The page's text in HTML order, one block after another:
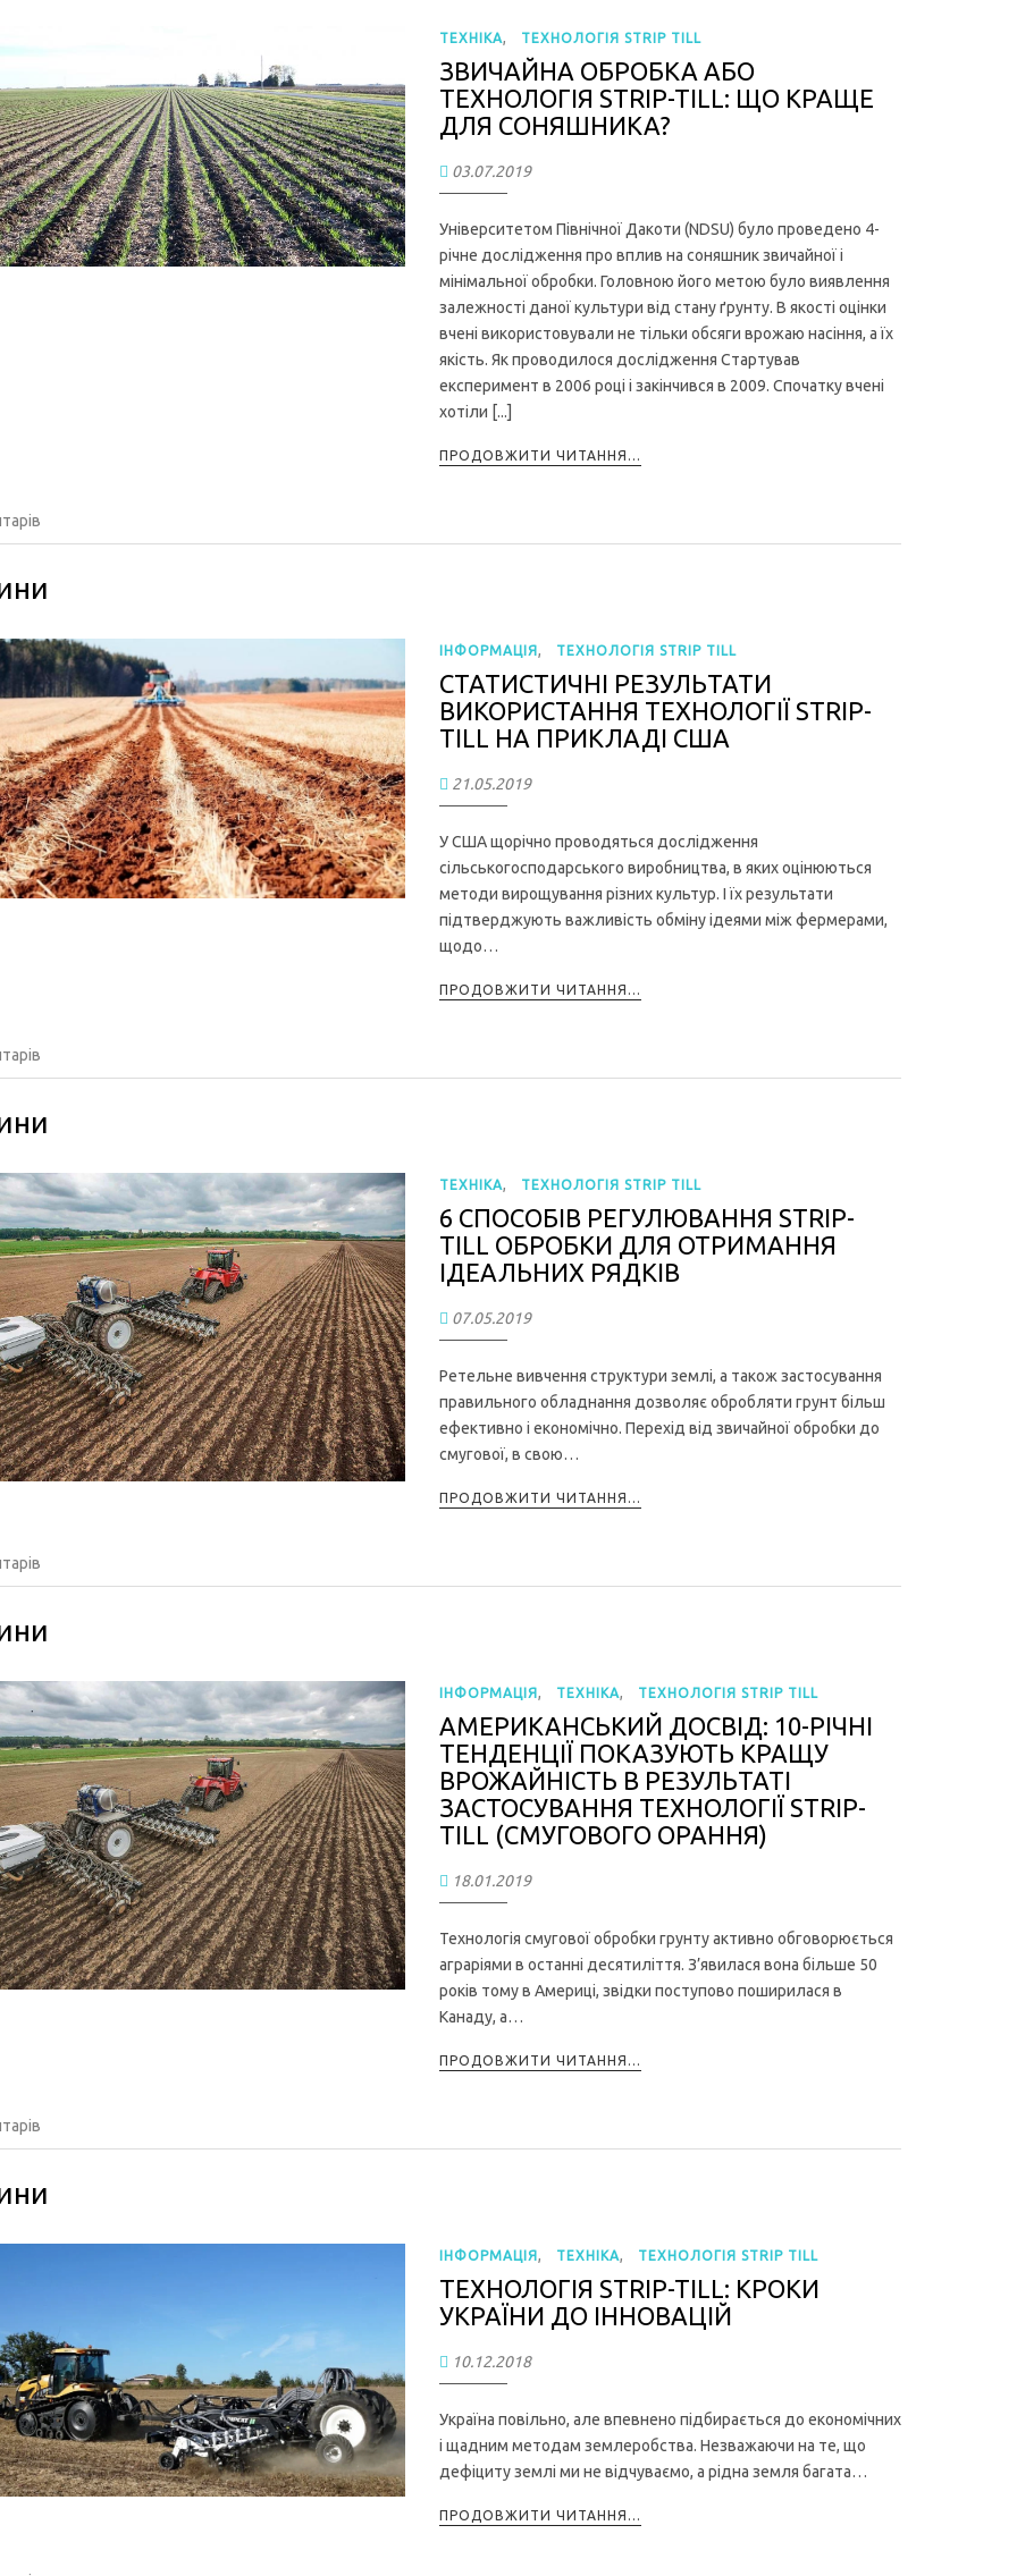
ТЕХНІКА, ТЕХНОЛОГІЯ STRIP TILL
ЗВИЧАЙНА ОБРОБКА АБО
ТЕХНОЛОГІЯ STRIP-TILL: ЩО КРАЩЕ
ДЛЯ СОНЯШНИКА?
03.07.2019
Університетом Північної Дакоти (NDSU) було проведено 4-
річне дослідження про вплив на соняшник звичайної і
мінімальної обробки. Головною його метою було виявлення
залежності даної культури від стану ґрунту. В якості оцінки
вчені використовували не тільки обсяги врожаю насіння, а їх
якість. Як проводилося дослідження Стартував
експеримент в 2006 році і закінчився в 2009. Спочатку вчені
хотіли [...]
ПРОДОВЖИТИ ЧИТАННЯ...
ІНФОРМАЦІЯ, ТЕХНОЛОГІЯ STRIP TILL
СТАТИСТИЧНІ РЕЗУЛЬТАТИ
ВИКОРИСТАННЯ ТЕХНОЛОГІЇ STRIP-
TILL НА ПРИКЛАДІ США
21.05.2019
У США щорічно проводяться дослідження
сільськогосподарського виробництва, в яких оцінюються
методи вирощування різних культур. І їх результати
підтверджують важливість обміну ідеями між фермерами,
щодо…
ПРОДОВЖИТИ ЧИТАННЯ...
ТЕХНІКА, ТЕХНОЛОГІЯ STRIP TILL
6 СПОСОБІВ РЕГУЛЮВАННЯ STRIP-
TILL ОБРОБКИ ДЛЯ ОТРИМАННЯ
ІДЕАЛЬНИХ РЯДКІВ
07.05.2019
Ретельне вивчення структури землі, а також застосування
правильного обладнання дозволяє обробляти грунт більш
ефективно і економічно. Перехід від звичайної обробки до
смугової, в свою…
ПРОДОВЖИТИ ЧИТАННЯ...
ІНФОРМАЦІЯ, ТЕХНІКА, ТЕХНОЛОГІЯ STRIP TILL
АМЕРИКАНСЬКИЙ ДОСВІД: 10-РІЧНІ
ТЕНДЕНЦІЇ ПОКАЗУЮТЬ КРАЩУ
ВРОЖАЙНІСТЬ В РЕЗУЛЬТАТІ
ЗАСТОСУВАННЯ ТЕХНОЛОГІЇ STRIP-
TILL (СМУГОВОГО ОРАННЯ)
18.01.2019
Технологія смугової обробки грунту активно обговорюється
аграріями в останні десятиліття. З’явилася вона більше 50
років тому в Америці, звідки поступово поширилася в
Канаду, а…
ПРОДОВЖИТИ ЧИТАННЯ...
ІНФОРМАЦІЯ, ТЕХНІКА, ТЕХНОЛОГІЯ STRIP TILL
ТЕХНОЛОГІЯ STRIP-TILL: КРОКИ
УКРАЇНИ ДО ІННОВАЦІЙ
10.12.2018
Україна повільно, але впевнено підбирається до економічних
і щадним методам землеробства. Незважаючи на те, що
дефіциту землі ми не відчуваємо, а рідна земля багата…
ПРОДОВЖИТИ ЧИТАННЯ...